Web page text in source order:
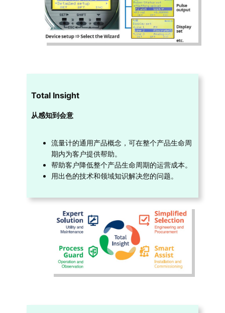
Total Insight
从感知到会意
流量计的通用产品概念，可在整个产品生命周
期内为客户提供帮助。
帮助客户降低整个产品生命周期的运营成本。
用出色的技术和领域知识解决您的问题。